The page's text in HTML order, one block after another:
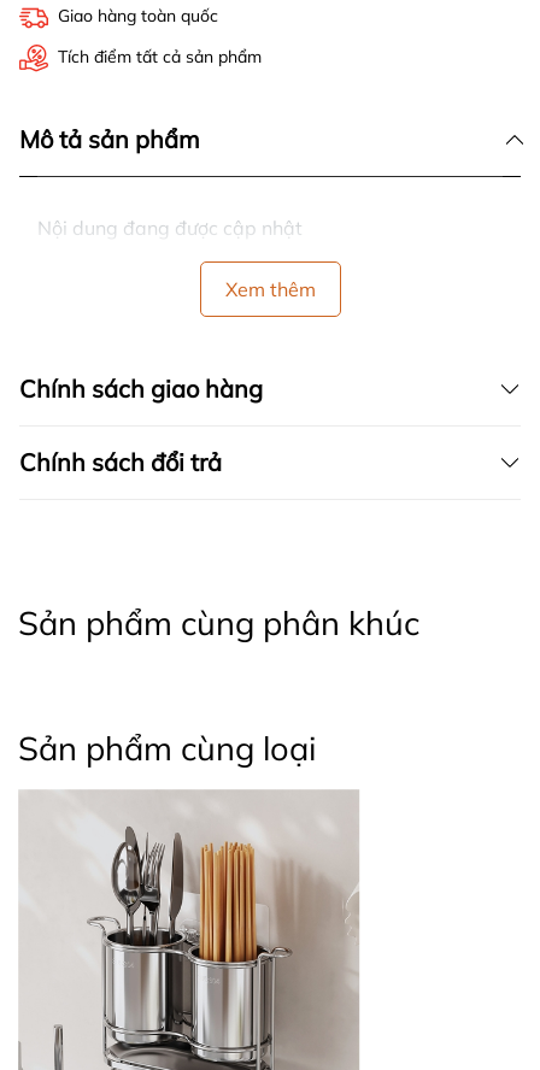
Giao hàng toàn quốc
Tích điểm tất cả sản phẩm
Mô tả sản phẩm
Nội dung đang được cập nhật
Xem thêm
Chính sách giao hàng
Chính sách đổi trả
Sản phẩm cùng phân khúc
Sản phẩm cùng loại